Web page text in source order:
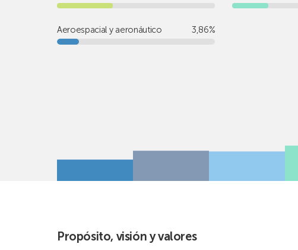
Aeroespacial y aeronáutico 3,86%
Propósito, visión y valores